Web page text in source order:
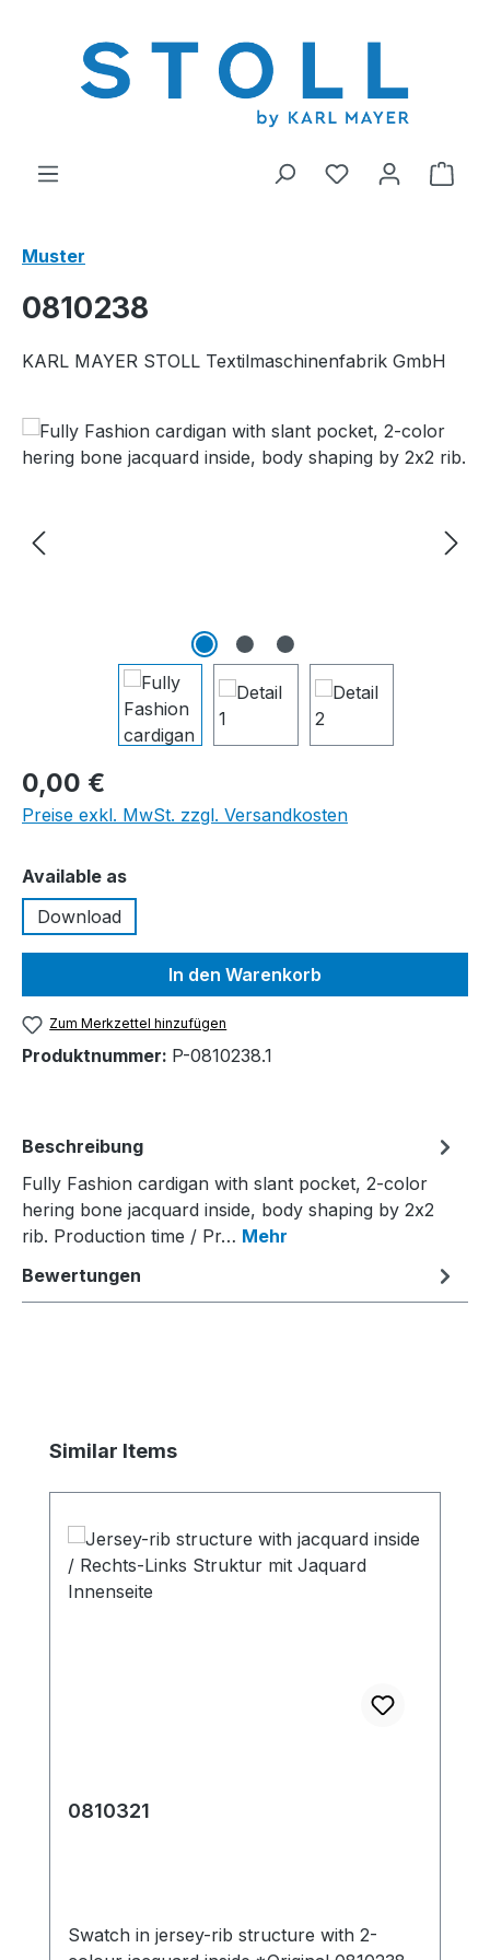
Du hast 0
Muster
0810238
KARL MAYER STOLL Textilmaschinenfabrik GmbH
Bildergalerie überspringen
0,00 €
Preise exkl. MwSt. zzgl. Versandkosten
Available asauswählen
Download
In den Warenkorb
Zum Merkzettel hinzufügen
Produktnummer: P-0810238.1
Beschreibung
Fully Fashion cardigan with slant pocket, 2-color
hering bone jacquard inside, body shaping by 2x2
rib. Production time / Pr… Mehr
Bewertungen
Produktgalerie überspringen
Similar Items
0810321
Swatch in jersey-rib structure with 2-